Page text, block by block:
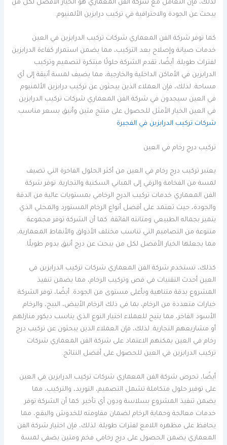
لذلك، فإن التعامل مع شركة الفن المعماري هو الخيار الأفضل لكل من
يبحث عن الجودة والاحترافية في تركيب درابزين الألمنيوم.
كما توفر شركة الفن المعماري شركات تركيب الدرابزين في العين
خدمات صيانة وإصلاح بعد التركيب، مما يضمن استمرار كفاءة الدرابزين
لفترات طويلة. أيضًا، تقدم الشركة حلولًا مبتكرة لتصميم وتركيب
الدرابزين في الأماكن الداخلية والخارجية، مما يضيف لمسة أنيقة إلى أي
مساحة. لذلك، فإن العملاء الذين يبحثون عن تركيب درابزين الألمنيوم
في العين سيجدون في شركة الفن المعماري شركات تركيب الدرابزين
في العين الخيار الأمثل للحصول على منتج متين وأنيق بسعر مناسب.
شركات تركيب الدرابزين في الفجيرة
تركيب درج رخام في العين
يعتبر تركيب درج رخام في العين من أكثر الحلول الفاخرة التي تضيف
لمسة من الفخامة والرقي إلى المباني السكنية والتجارية. توفر شركة
الفن المعماري خدمات تركيب الدرج الرخامي بمستويات عالية من الدقة
والجودة، حيث تعتمد على أفضل أنواع الرخام المستورد والمحلي الذي
يتميز بجماله الطبيعي ومتانته الفائقة. كما أن الشركة توفر مجموعة
متنوعة من التصاميم التي تناسب مختلف الأذواق والأنماط المعمارية،
مما يجعلها الخيار الأفضل لكل من يبحث عن درج أنيق يدوم طويلًا.
كذلك، تستخدم شركة الفن المعماري شركات تركيب الدرابزين في
العين أحدث التقنيات في قص وتركيب الرخام، مما يضمن تنفيذ
المشروع بدقة متناهية وبأعلى مستوى من الجودة. أيضًا، توفر الشركة
خيارات متعددة من الرخام، بما في ذلك الرخام الأبيض، البيج، والرخام
الأسود الفاخر، مما يتيح للعملاء اختيار النوع الذي يناسب ديكور منازلهم
أو مشاريعهم التجارية. لذلك، فإن العملاء الذين يبحثون عن تركيب درج
رخام في العين يمكنهم الاعتماد على شركة الفن المعماري شركات
تركيب الدرابزين في العين للحصول على أفضل النتائج.
أيضًا، تحرص شركة الفن المعماري شركات تركيب الدرابزين في العين
على توفير حلول متكاملة تشمل التصميم، التوريد، والتركيب، مما
يضمن تنفيذ المشروع بسلاسة ودون أي تأخير. كما أن الشركة توفر
خدمات معالجة وحماية الرخام لضمان مقاومته للخدوش والبقع، مما
يحافظ على مظهره اللامع لفترات طويلة. لذلك، فإن اختيار شركة الفن
المعماري يضمن الحصول على درج رخامي فخم ومتين يضفي لمسة